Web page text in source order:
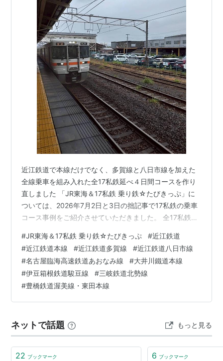
近江鉄道で本線だけでなく、多賀線と八日市線を加えた
全線乗車を組み入れた全17私鉄延べ４日間コースを作り
直しました 「JR東海＆17私鉄 乗り鉄☆たびきっぷ」に
ついては、2026年7月2日と3日の拙記事で17私鉄の乗車
コース事例をご紹介させていただきました。 全17私鉄に
米原～貴生川の本線乗車のみで、支線の多賀線と八日市
線乗車は夜間となるため見送っていました。 17私鉄を地
図上で東側と西側とに分ければ、近江鉄道は西側のた
め、そこに組み入れた結果、同線の２支線が未乗となっ
た経過です。 しかしながら、17私鉄全線乗車の趣旨から
して、近江鉄道の２支線も…
#JR東海＆17私鉄 乗り鉄☆たびきっぷ #近江鉄道
#近江鉄道本線 #近江鉄道多賀線 #近江鉄道八日市線
#名古屋臨海高速鉄道あおなみ線 #大井川鐵道本線
#伊豆箱根鉄道駿豆線 #三岐鉄道北勢線
#豊橋鉄道渥美線・東田本線
ネットで話題 もっと見る
22 ブックマーク 6 ブックマーク